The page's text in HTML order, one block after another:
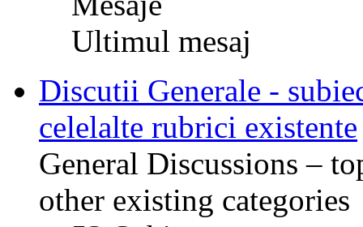
Ultimul mesaj
Discutii Generale -
celelalte rubrici existente
General Discussions –
other existing categories